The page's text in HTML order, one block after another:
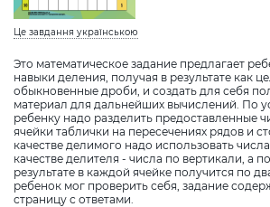
Це завдання українською
Это математическое задание предлагает
навыки деления, получая в результате как
обыкновенные дроби, и создать для себя
материал для дальнейших вычислений. По
ребенку надо разделить предоставленные
ячейки таблички на пересечениях рядов и
качестве делимого надо использовать
качестве делителя - числа по вертикали, а
результате в каждой ячейке получится по
ребенок мог проверить себя, задание
страницу с ответами.